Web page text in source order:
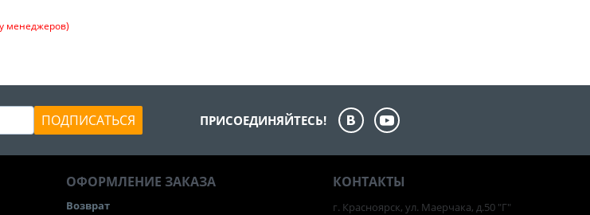
менеджеров)
ПОДПИСАТЬСЯ ПРИСОЕДИНЯЙТЕСЬ!
ОФОРМЛЕНИЕ ЗАКАЗА
Возврат
КОНТАКТЫ
г. Красноярск, ул. Маерчака, д.50 "Г"